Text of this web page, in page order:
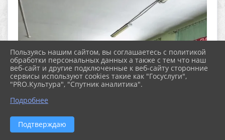
Пользуясь нашим сайтом, вы соглашаетесь с политикой
обработки персональных данных а также с тем что наш
веб-сайт и другие подключенные к веб-сайту сторонние
сервисы используют cookies такие как "Госуслуги",
"PRO.Культура", "Спутник аналитика".
Подробнее
Подтверждаю